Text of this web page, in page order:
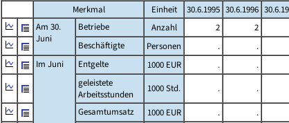
Merkmal Einheit 30.6.1995 30.6.1996
Am 30.
Juni
Betriebe Anzahl 2 2
Beschäftigte
Personen . .
Im Juni
Entgelte 1000 EUR . .
geleistete
Arbeitsstunden
1000 Std. . .
Gesamtumsatz
1000 EUR . .